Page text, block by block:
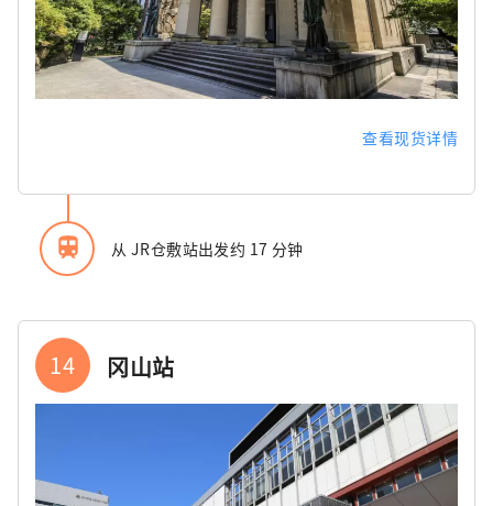
查看现货详情
train 从 JR仓敷站出发约 17 分钟
14 冈山站